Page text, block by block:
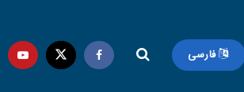
فارسی